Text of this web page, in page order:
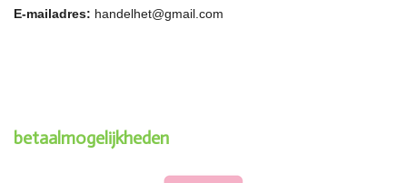
E-mailadres: handelhet@gmail.com
betaalmogelijkheden